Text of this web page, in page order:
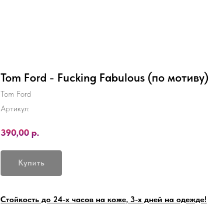
Tom Ford - Fucking Fabulous (по мотиву)
Tom Ford
Артикул:
390,00 р.
Купить
Стойкость до 24-х часов на коже, 3-х дней на одежде!